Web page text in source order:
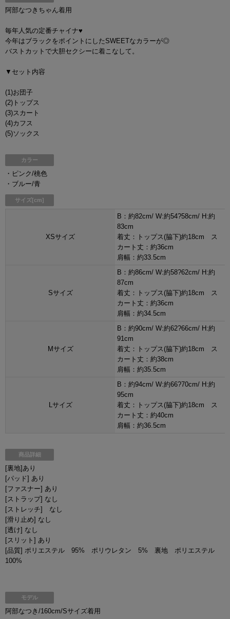
阿部なつきちゃん着用
毎年人気の定番チャイナ♥
今年はブラックをポイントにしたSWEETなカラーが◎
バストカットで大胆セクシーに着こなして。
▼セット内容
(1)お団子
(2)トップス
(3)スカート
(4)カフス
(5)ソックス
カラー
・ピンク/桃色
・ブルー/青
サイズ[cm]
XSサイズ
B：約82cm/ W:約54?58cm/ H:約
83cm
着丈：トップス(脇下)約18cm ス
カート丈：約36cm
肩幅：約33.5cm
Sサイズ
B：約86cm/ W:約58?62cm/ H:約
87cm
着丈：トップス(脇下)約18cm ス
カート丈：約36cm
肩幅：約34.5cm
Mサイズ
B：約90cm/ W:約62?66cm/ H:約
91cm
着丈：トップス(脇下)約18cm ス
カート丈：約38cm
肩幅：約35.5cm
Lサイズ
B：約94cm/ W:約66?70cm/ H:約
95cm
着丈：トップス(脇下)約18cm ス
カート丈：約40cm
肩幅：約36.5cm
商品詳細
[裏地]あり
[パッド] あり
[ファスナー] あり
[ストラップ] なし
[ストレッチ] なし
[滑り止め] なし
[透け] なし
[スリット] あり
[品質] ポリエステル 95% ポリウレタン 5% 裏地 ポリエステル
100%
モデル
阿部なつき/160cm/Sサイズ着用